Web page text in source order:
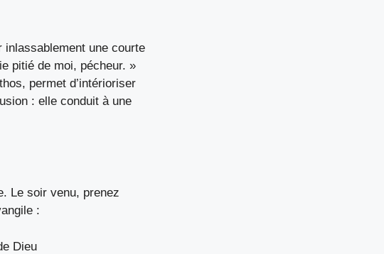
une courte
pitié de moi, pécheur. »
permet d’intérioriser
: elle conduit à une
Le soir venu, prenez
:
Dieu